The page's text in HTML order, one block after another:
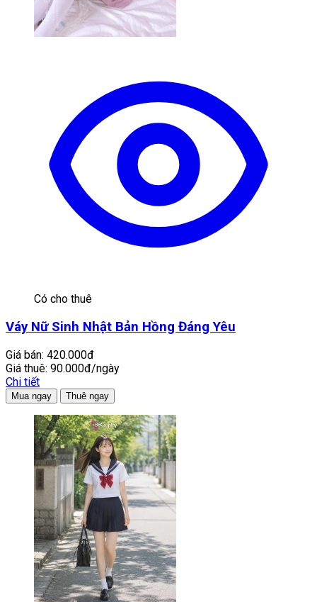
Có cho thuê
Váy Nữ Sinh Nhật Bản Hồng Đáng Yêu
Giá bán: 420.000đ
Giá thuê: 90.000đ/ngày
Chi tiết
Mua ngay Thuê ngay